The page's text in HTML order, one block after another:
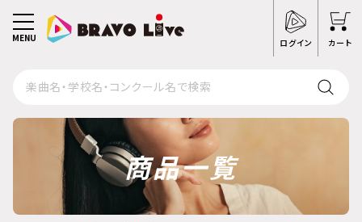
ログイン カート
MENU
商品一覧